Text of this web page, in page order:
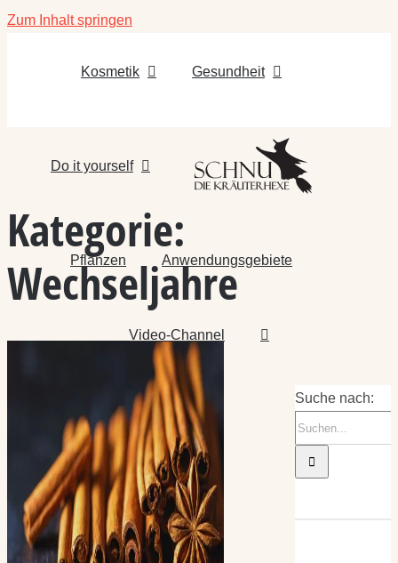
Zum Inhalt springen
Kosmetik Gesundheit
Do it yourself
Pflanzen Anwendungsgebiete
Video-Channel
Kategorie:
Wechseljahre
Suche nach: